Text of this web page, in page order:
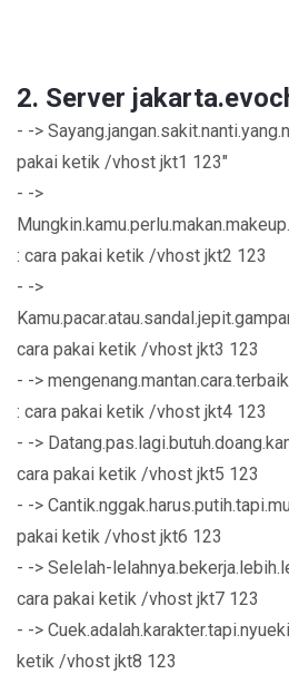
2. Server
- ->
pakai ketik /vhost jkt1 123"
- ->
: cara pakai ketik /vhost jkt2 123
- ->
cara pakai ketik /vhost jkt3 123
- ->
: cara pakai ketik /vhost jkt4 123
- ->
cara pakai ketik /vhost jkt5 123
- ->
pakai ketik /vhost jkt6 123
- -> Selelah-
cara pakai ketik /vhost jkt7 123
- ->
ketik /vhost jkt8 123